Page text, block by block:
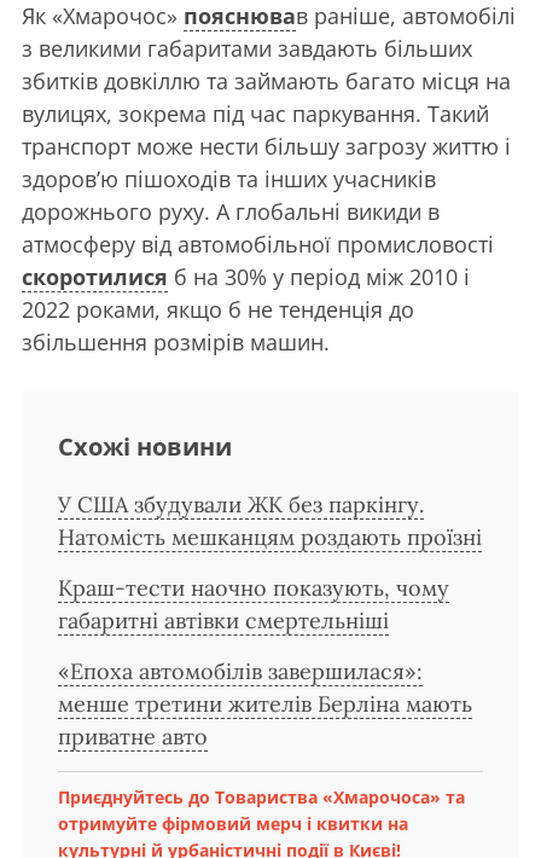
Як «Хмарочос» пояснював раніше, автомобілі
з великими габаритами завдають більших
збитків довкіллю та займають багато місця на
вулицях, зокрема під час паркування. Такий
транспорт може нести більшу загрозу життю і
здоров’ю пішоходів та інших учасників
дорожнього руху. А глобальні викиди в
атмосферу від автомобільної промисловості
скоротилися б на 30% у період між 2010 і
2022 роками, якщо б не тенденція до
збільшення розмірів машин.
Схожі новини
У США збудували ЖК без паркінгу.
Натомість мешканцям роздають проїзні
Краш-тести наочно показують, чому
габаритні автівки смертельніші
«Епоха автомобілів завершилася»:
менше третини жителів Берліна мають
приватне авто
Приєднуйтесь до Товариства «Хмарочоса» та
отримуйте фірмовий мерч і квитки на
культурні й урбаністичні події в Києві!